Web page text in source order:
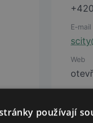
E-mail
Web
používají